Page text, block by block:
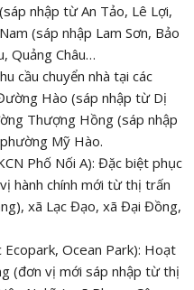
nhập từ An Tảo, Lê Lợi,
(sáp nhập Lam Sơn, Bảo
Quảng Châu…
cầu chuyển nhà tại các
Hào (sáp nhập từ Dị
Thượng Hồng (sáp nhập
Mỹ Hào.
Phố Nối A): Đặc biệt phục
hành chính mới từ thị trấn
xã Lạc Đạo, xã Đại Đồng,
Ecopark, Ocean Park): Hoạt
(đơn vị mới sáp nhập từ thị